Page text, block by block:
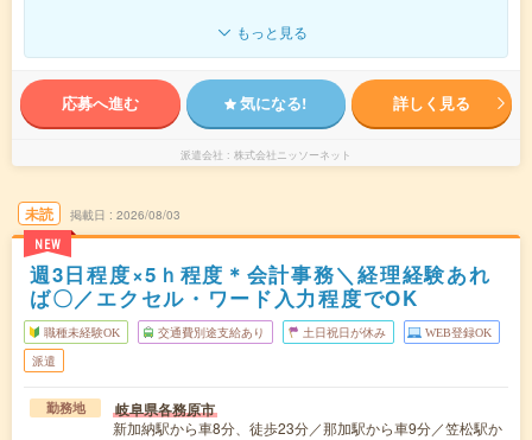
もっと見る
応募へ進む 気になる! 詳しく見る
派遣会社 株式会社ニッソーネット
未読
NEW
掲載日 2026/08/03
週3日程度×5ｈ程度＊会計事務＼経理経験あれ
ば〇／エクセル・ワード入力程度でOK
職種未経験OK 交通費別途支給あり 土日祝日が休み WEB登録OK
派遣
勤務地 岐阜県各務原市
新加納駅から車8分、徒歩23分／那加駅から車9分／笠松駅か